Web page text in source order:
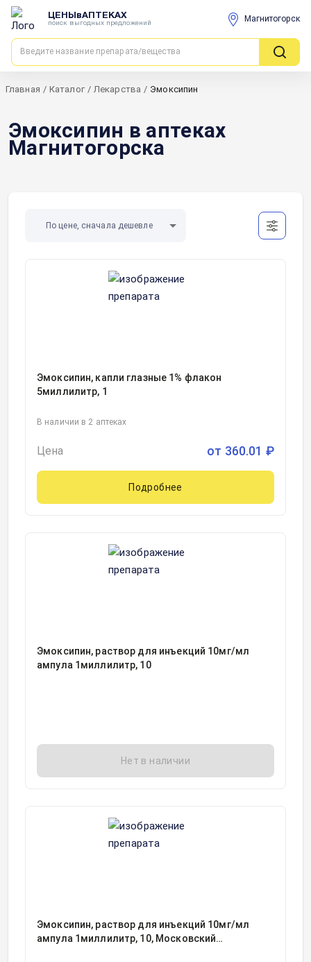
ЦЕНЫвАПТЕКАХ
поиск выгодных предложений Магнитогорск
Главная / Каталог / Лекарства / Эмоксипин
Эмоксипин в аптеках
Магнитогорска
По цене, сначала дешевле
Эмоксипин, капли глазные 1% флакон
5миллилитр, 1
В наличии в 2 аптеках
Цена от 360.01 ₽
Подробнее
Эмоксипин, раствор для инъекций 10мг/мл
ампула 1миллилитр, 10
Нет в наличии
Эмоксипин, раствор для инъекций 10мг/мл
ампула 1миллилитр, 10, Московский